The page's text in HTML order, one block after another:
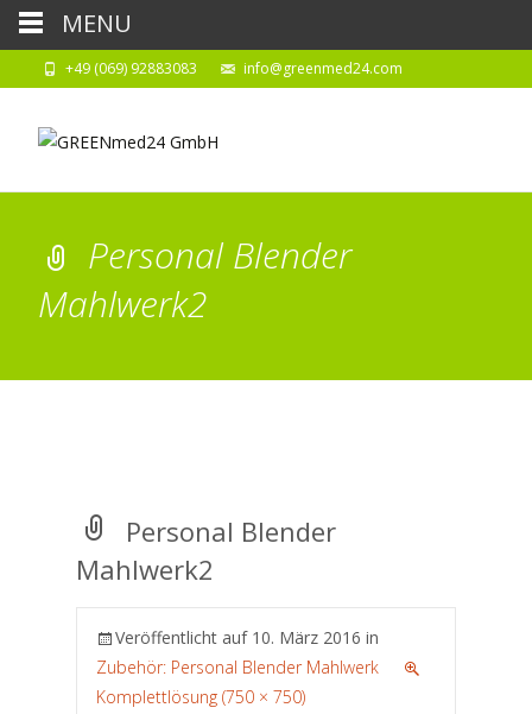
+49 (069) 92883083 info@greenmed24.com
Personal Blender
Mahlwerk2
Personal Blender
Mahlwerk2
Veröffentlicht auf 10. März 2016 in
Zubehör: Personal Blender Mahlwerk
Komplettlösung (750 × 750)
MENU